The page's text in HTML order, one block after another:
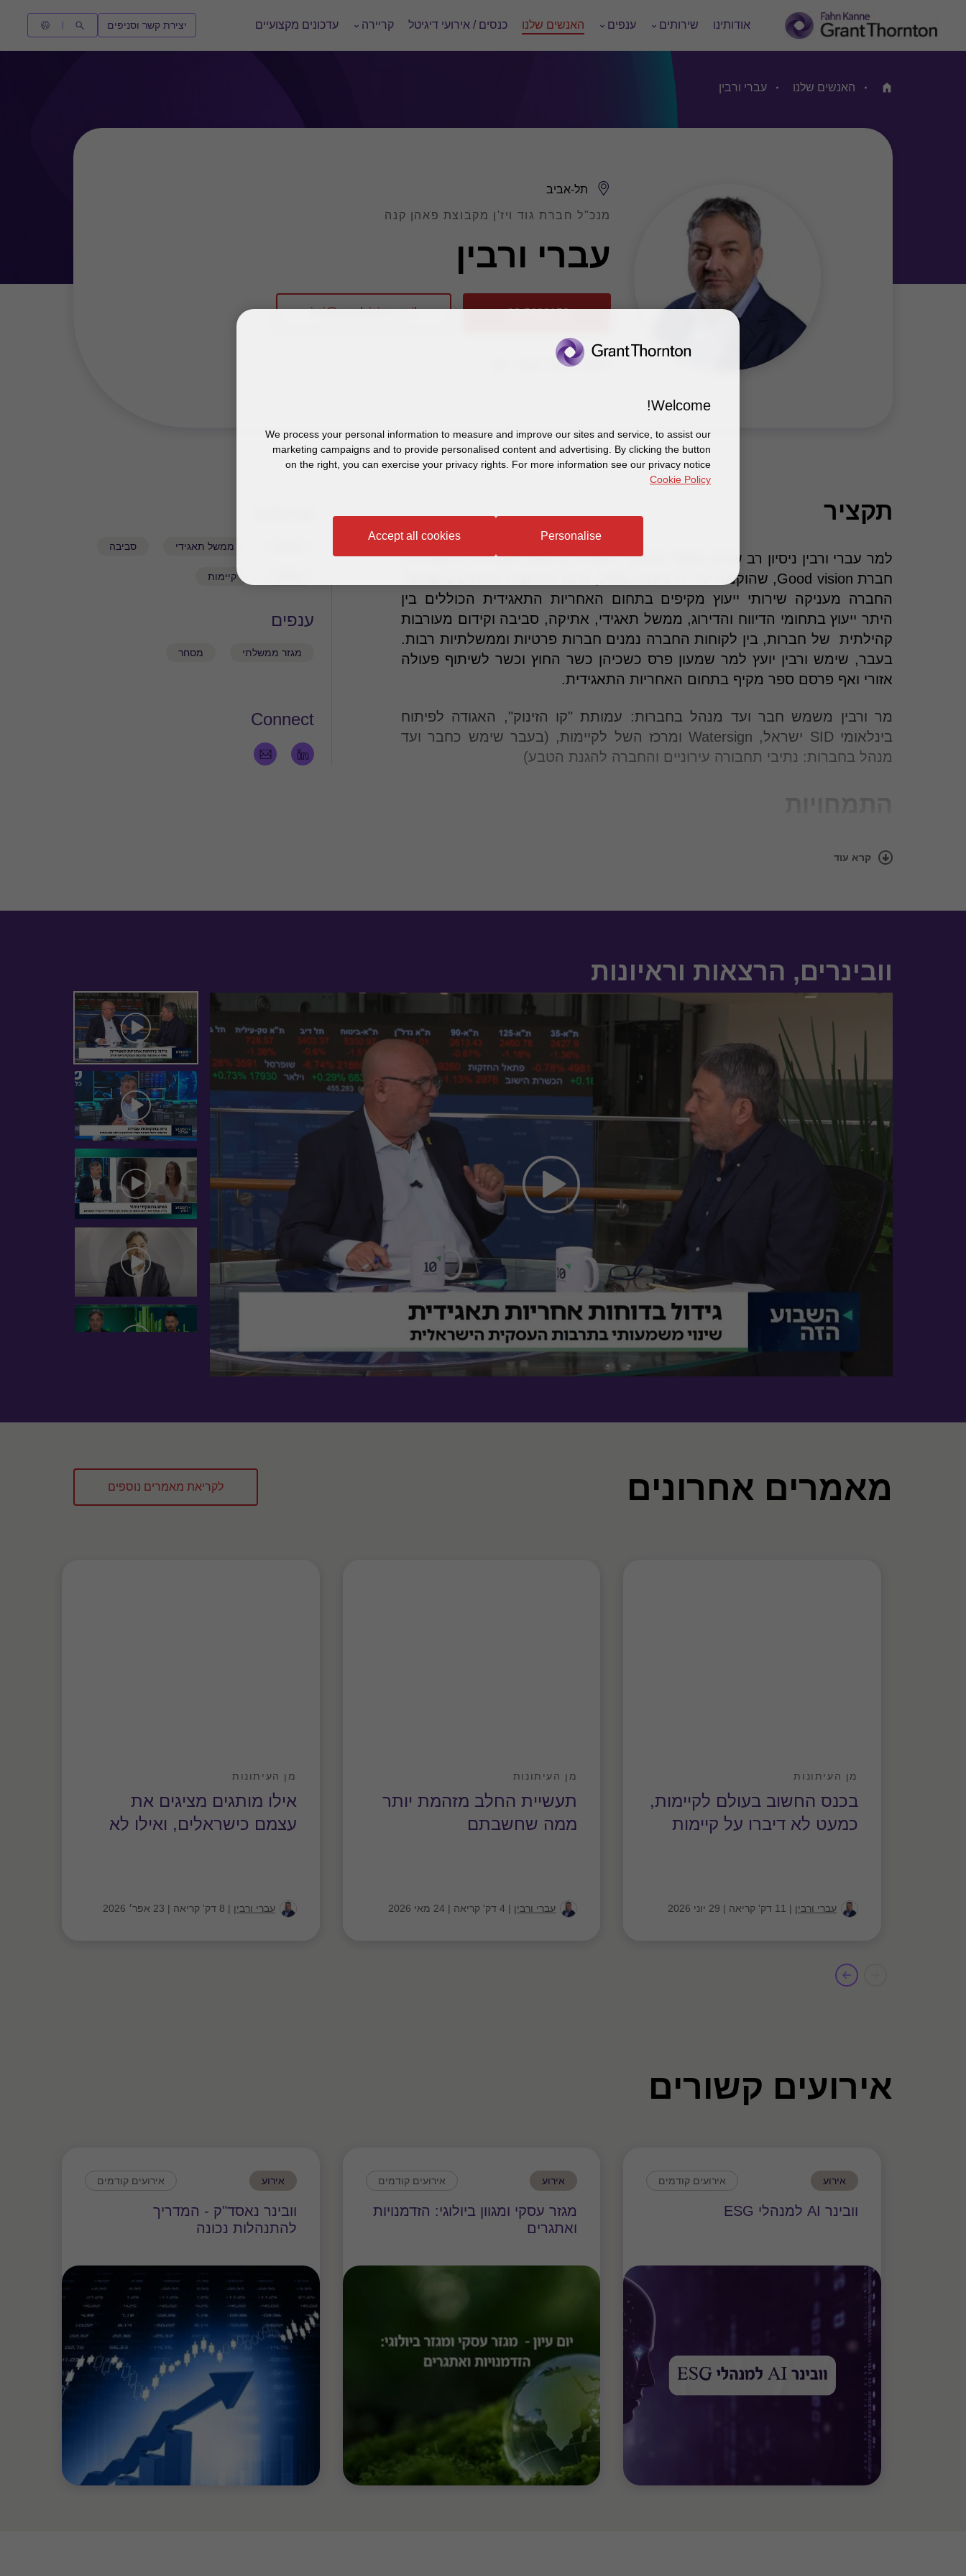
אודותינו שירותים ענפים האנשים שלנו כנסים / אירועי דיגיטל קריירה עדכונים מקצועיים יצירת קשר וסניפים
Home האנשים שלנו עברי ורבין
עברי ורבין
תל-אביב
מנכ"ל חברת גוד ויז'ן מקבוצת פאהן קנה
03-5600153
הוספה לאנשי הקשר
תקציר
למר עברי ורבין ניסיון רב שנים במגזר הציבורי והפרטי בתחום האחריות התאגידית,
החברה מעניקה שירותי ייעוץ מקיפים בתחום האחריות התאגידית הכוללים בין
היתר ייעוץ בתחומי הדיווח והדירוג, ממשל תאגידי, אתיקה, סביבה וקידום מעורבות
קהילתית של חברות, בין לקוחות החברה נמנים חברות פרטיות וממשלתיות רבות.
בעבר, שימש ורבין יועץ למר שמעון פרס כשכיהן כשר החוץ וכשר לשיתוף פעולה
אזורי ואף פרסם ספר מקיף בתחום האחריות התאגידית.
מר ורבין משמש חבר ועד מנהל בחברות: עמותת "קו הזינוק", האגודה לפיתוח
בינלאומי SID ישראל, Watersign ומרכז השל לקיימות, (בעבר שימש כחבר ועד
מנהל בחברות: נתיבי תחבורה עירוניים והחברה להגנת הטבע)
הכשרת מחלקת אחריות תאגידית בחברה: בניית תכנית עבודה משותפת הנוגעת
במרכיביו השונים של התחום, ליווי והכשרה לתפקיד תוך הבנת צרכיה הייחודים
של החברה.
קהילה: פיתוח פרויקט דגל הנוגע בליבה האסטרטגית של החברה, ליווי התהליך
משלב החשיבה ועד ההוצאה לפועל.
סביבה וקיימות: חישוב טביעת רגל פחמנית לחברה, הגשת דיווחי פליטות גזי
חממה במנגנון הוולונטרי, כתיבת מדינות סביבתית לחברה, ייעוץ בדרכי
התייעלות סביבתית וביצוע הדרכות בנושא.
השכלה
1998 - 1996: תואר שני במנהל עסקים (MBA), אוניברסיטת ברדפורד, התמחות
בניהול אסטרטגי
1996 - 1994: תואר ראשון (B.A) במדעי המדינה, אוניברסיטת תל-אביב
קרא עוד
ממשל תאגידי סביבה
קיימות
ענפים
מגזר ממשלתי מסחר
Connect
וובינרים, הרצאות וראיונות
מאמרים אחרונים לקריאת מאמרים נוספים
בכנס החשוב בעולם לקיימות,
כמעט לא דיברו על קיימות
מן העיתונות
עברי ורבין | 11 דק' קריאה | 29 יוני 2026
תעשיית החלב מזהמת יותר
ממה שחשבתם
מן העיתונות
עברי ורבין | 4 דק' קריאה | 24 מאי 2026
אילו מותגים מציגים את
עצמם כישראלים, ואילו לא
מן העיתונות
עברי ורבין | 8 דק' קריאה | 23 אפר׳ 2026
אירועים קשורים
אירוע אירועים קודמים
וובינר AI למנהלי ESG
אירוע אירועים קודמים
מגזר עסקי ומגוון ביולוגי: הזדמנויות
ואתגרים
אירוע אירועים קודמים
וובינר נאסד"ק - המדריך
להתנהלות נכונה
Welcome!
We process your personal information to measure and improve our sites and service, to assist our
marketing campaigns and to provide personalised content and advertising. By clicking the button
on the right, you can exercise your privacy rights. For more information see our privacy notice
Cookie Policy
Accept all cookies Personalise